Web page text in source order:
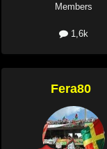
Members
1,6k
Fera80